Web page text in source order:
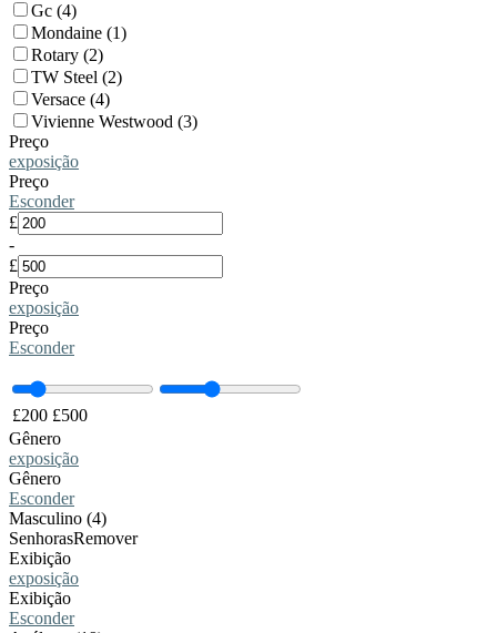
Gc (4)
Mondaine (1)
Rotary (2)
TW Steel (2)
Versace (4)
Vivienne Westwood (3)
Preço
exposição
Preço
Esconder
£
-
£
Preço
exposição
Preço
Esconder
£200 £500
Gênero
exposição
Gênero
Esconder
Masculino (4)
SenhorasRemover
Exibição
exposição
Exibição
Esconder